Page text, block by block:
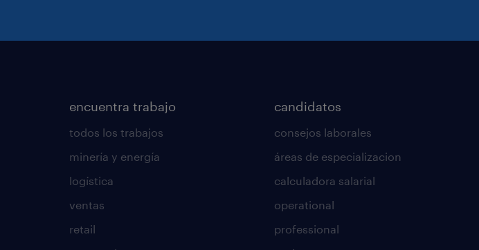
encuentra trabajo
todos los trabajos
minería y energía
logística
ventas
retail
candidatos
consejos laborales
áreas de especializacion
calculadora salarial
operational
professional